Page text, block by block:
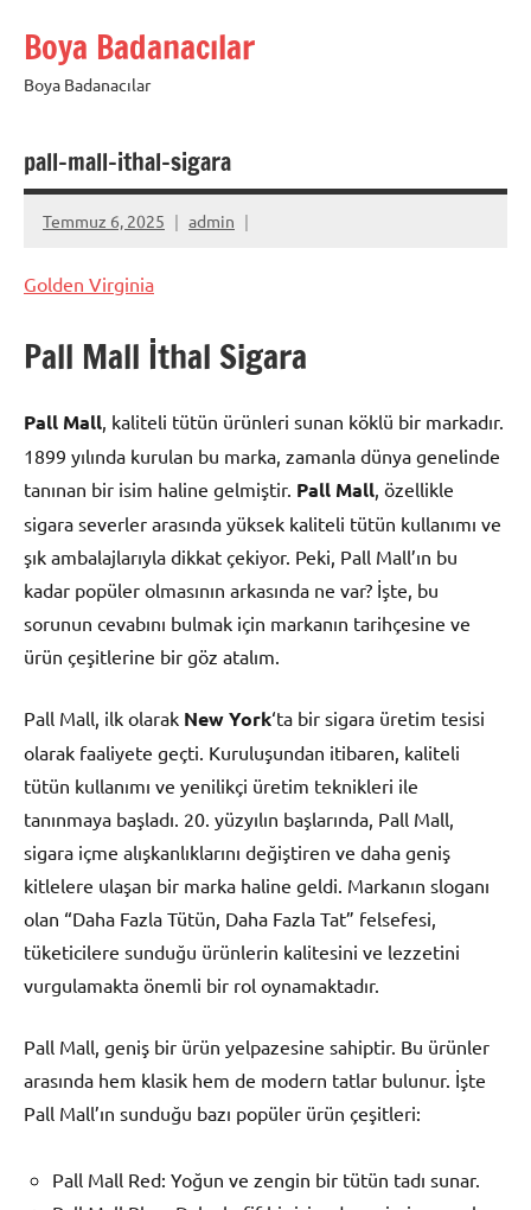
Boya Badanacılar
Boya Badanacılar
pall-mall-ithal-sigara
Temmuz 6, 2025 admin
Golden Virginia
Pall Mall İthal Sigara
Pall Mall, kaliteli tütün ürünleri sunan köklü bir markadır.
1899 yılında kurulan bu marka, zamanla dünya genelinde
tanınan bir isim haline gelmiştir. Pall Mall, özellikle
sigara severler arasında yüksek kaliteli tütün kullanımı ve
şık ambalajlarıyla dikkat çekiyor. Peki, Pall Mall’ın bu
kadar popüler olmasının arkasında ne var? İşte, bu
sorunun cevabını bulmak için markanın tarihçesine ve
ürün çeşitlerine bir göz atalım.
Pall Mall, ilk olarak New York‘ta bir sigara üretim tesisi
olarak faaliyete geçti. Kuruluşundan itibaren, kaliteli
tütün kullanımı ve yenilikçi üretim teknikleri ile
tanınmaya başladı. 20. yüzyılın başlarında, Pall Mall,
sigara içme alışkanlıklarını değiştiren ve daha geniş
kitlelere ulaşan bir marka haline geldi. Markanın sloganı
olan “Daha Fazla Tütün, Daha Fazla Tat” felsefesi,
tüketicilere sunduğu ürünlerin kalitesini ve lezzetini
vurgulamakta önemli bir rol oynamaktadır.
Pall Mall, geniş bir ürün yelpazesine sahiptir. Bu ürünler
arasında hem klasik hem de modern tatlar bulunur. İşte
Pall Mall’ın sunduğu bazı popüler ürün çeşitleri:
Pall Mall Red: Yoğun ve zengin bir tütün tadı sunar.